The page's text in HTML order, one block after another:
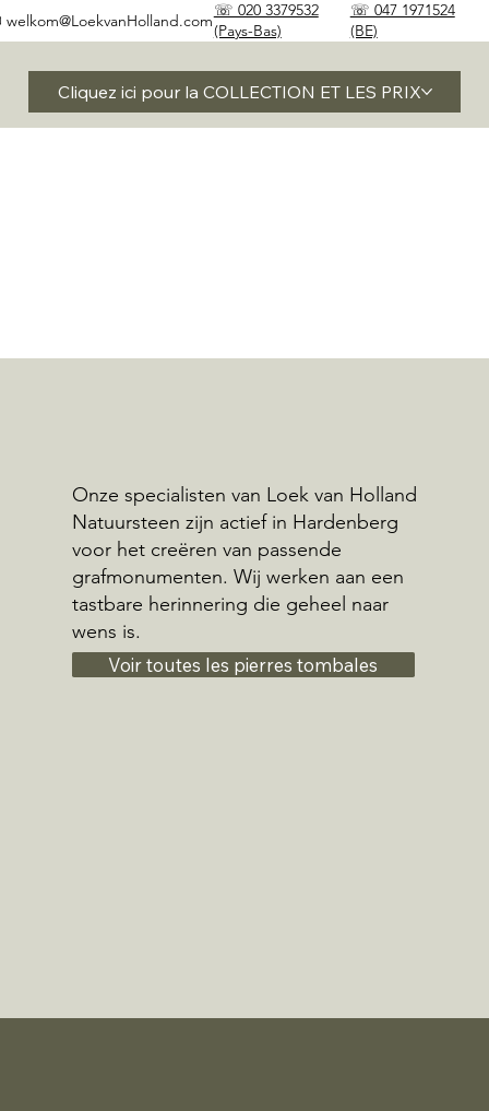
☏ 020 3379532
(Pays-Bas)
☏ 047 1971524
(BE)
welkom@LoekvanHolland.com
Cliquez ici pour la COLLECTION ET LES PRIX
Onze specialisten van Loek van Holland
Natuursteen zijn actief in Hardenberg
voor het creëren van passende
grafmonumenten. Wij werken aan een
tastbare herinnering die geheel naar
wens is.
Voir toutes les pierres tombales